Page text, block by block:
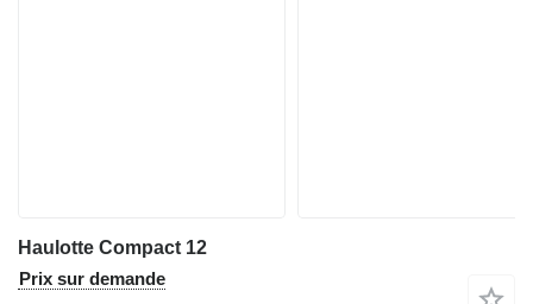
Haulotte Compact 12
Prix sur demande